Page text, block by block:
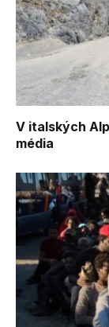
V italských
média